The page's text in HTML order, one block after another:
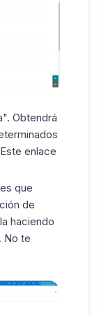
Obtendrá
enlace
que
de
haciendo
No te